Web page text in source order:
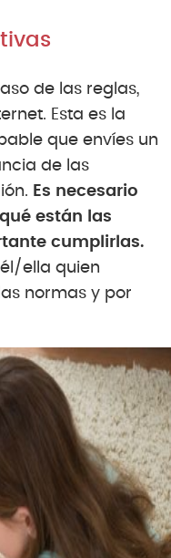
de las reglas,
Esta es la
que envíes un
de las
Es necesario
están las
cumplirlas.
ella quien
normas y por